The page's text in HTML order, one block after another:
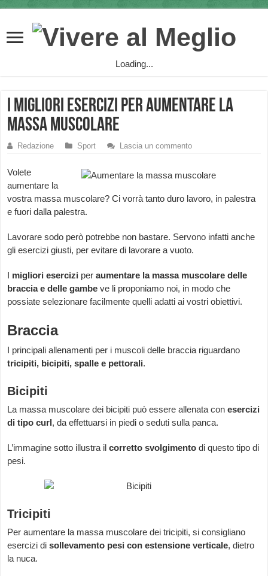
Loading...
I migliori esercizi per aumentare la
massa muscolare
Redazione Sport Lascia un commento
Volete
aumentare la
vostra massa muscolare? Ci vorrà tanto duro lavoro, in palestra
e fuori dalla palestra.
Lavorare sodo però potrebbe non bastare. Servono infatti anche
gli esercizi giusti, per evitare di lavorare a vuoto.
I migliori esercizi peraumentare la massa muscolare delle
braccia e delle gambe ve li proponiamo noi, in modo che
possiate selezionare facilmente quelli adatti ai vostri obiettivi.
Braccia
I principali allenamenti per i muscoli delle braccia riguardano
tricipiti, bicipiti, spalle e pettorali.
Bicipiti
La massa muscolare dei bicipiti può essere allenata conesercizi
di tipo curl, da effettuarsi in piedi o seduti sulla panca.
L’immagine sotto illustra ilcorretto svolgimento di questo tipo di
pesi.
Tricipiti
Per aumentare la massa muscolare dei tricipiti, si consigliano
esercizi disollevamento pesi con estensione verticale, dietro
la nuca.